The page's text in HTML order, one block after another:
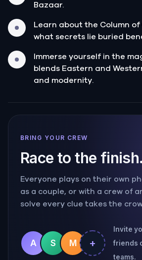
Bazaar.
Learn about the Column
what secrets lie buried
Immerse yourself in the
blends Eastern and
and modernity.
BRING YOUR CREW
Race to the finish.
Everyone plays on their own
as a couple, or with a crew of
solve every clue takes the
A S M +
Invite
friends
teams.